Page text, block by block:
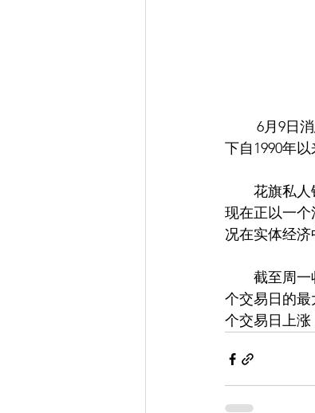
下自1990年
花旗私人银
现在正以一
况在实体经济
截至周一收
个交易日的
个交易日上涨